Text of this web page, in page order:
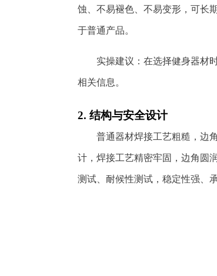
蚀、不易褪色、不易变形，可长
于普通产品。
实操建议：在选择健身器材
相关信息。
2. 结构与安全设计
普通器材焊接工艺粗糙，边
计，焊接工艺精密牢固，边角圆
测试、耐候性测试，稳定性强、